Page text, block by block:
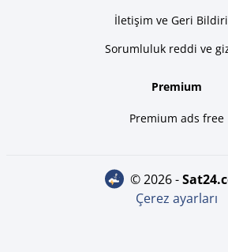
İletişim ve Geri
Sorumluluk reddi ve
Premium
Premium ads free
© 2026 -
Çerez ayarları